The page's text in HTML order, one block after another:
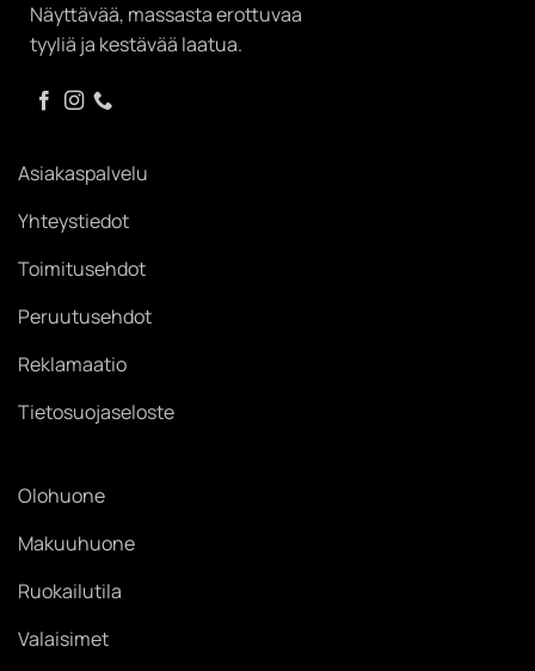
Näyttävää, massasta erottuvaa
tyyliä ja kestävää laatua.
Asiakaspalvelu
Yhteystiedot
Toimitusehdot
Peruutusehdot
Reklamaatio
Tietosuojaseloste
Olohuone
Makuuhuone
Ruokailutila
Valaisimet